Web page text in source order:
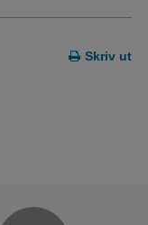
Skriv ut